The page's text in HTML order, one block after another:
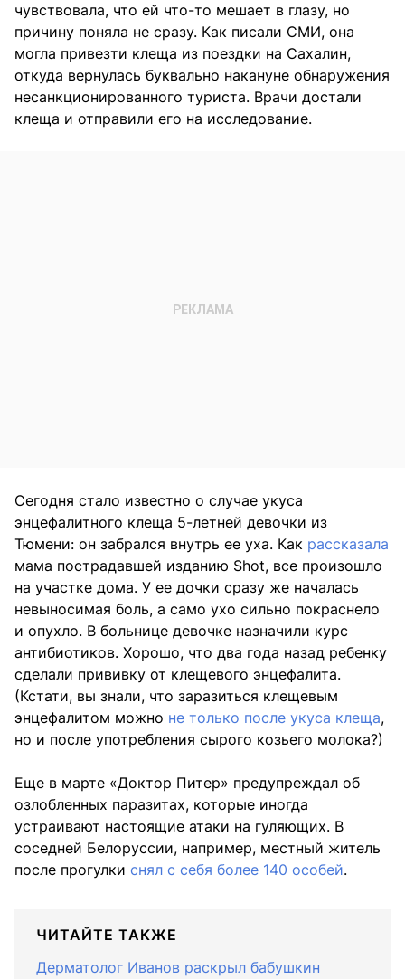
чувствовала, что ей что-то мешает в глазу, но
причину поняла не сразу. Как писали СМИ, она
могла привезти клеща из поездки на Сахалин,
откуда вернулась буквально накануне обнаружения
несанкционированного туриста. Врачи достали
клеща и отправили его на исследование.
Сегодня стало известно о случае укуса
энцефалитного клеща 5-летней девочки из
Тюмени: он забрался внутрь ее уха. Как рассказала
мама пострадавшей изданию Shot, все произошло
на участке дома. У ее дочки сразу же началась
невыносимая боль, а само ухо сильно покраснело
и опухло. В больнице девочке назначили курс
антибиотиков. Хорошо, что два года назад ребенку
сделали прививку от клещевого энцефалита.
(Кстати, вы знали, что заразиться клещевым
энцефалитом можно не только после укуса клеща,
но и после употребления сырого козьего молока?)
Еще в марте «Доктор Питер» предупреждал об
озлобленных паразитах, которые иногда
устраивают настоящие атаки на гуляющих. В
соседней Белоруссии, например, местный житель
после прогулки снял с себя более 140 особей.
ЧИТАЙТЕ ТАКЖЕ
Дерматолог Иванов раскрыл бабушкин